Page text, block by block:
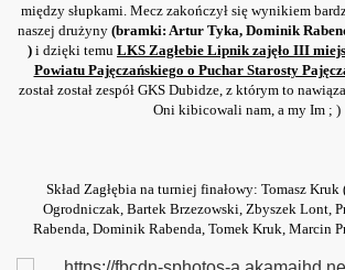
między słupkami. Mecz zakończył się wynikiem
naszej drużyny (bramki: Artur Tyka, Dominik
) i dzięki temu LKS Zagłebie Lipnik zajęło III
Powiatu Pajęczańskiego o Puchar Starosty
został został zespół GKS Dubidze, z którym to
Oni kibicowali nam, a my Im ; )
Skład Zagłębia na turniej finałowy: Tomasz Kruk
Ogrodniczak, Bartek Brzezowski, Zbyszek Lont,
Rabenda, Dominik Rabenda, Tomek Kruk, Marcin